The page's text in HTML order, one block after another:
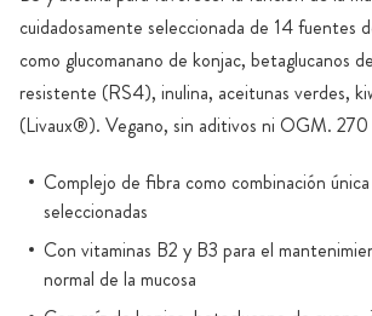
cuidadosamente seleccionada de 14 fuentes
como glucomanano de konjac, betaglucanos
resistente (RS4), inulina, aceitunas verdes,
(Livaux®). Vegano, sin aditivos ni OGM. 270
Complejo de fibra como combinación
seleccionadas
Con vitaminas B2 y B3 para el
normal de la mucosa